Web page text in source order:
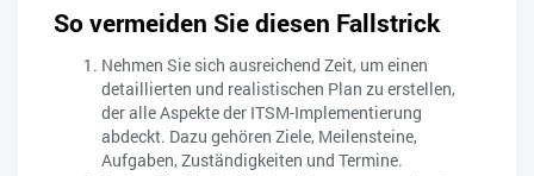
So vermeiden Sie diesen Fallstrick
Nehmen Sie sich ausreichend Zeit, um einen
detaillierten und realistischen Plan zu erstellen,
der alle Aspekte der ITSM-Implementierung
abdeckt. Dazu gehören Ziele, Meilensteine,
Aufgaben, Zuständigkeiten und Termine.